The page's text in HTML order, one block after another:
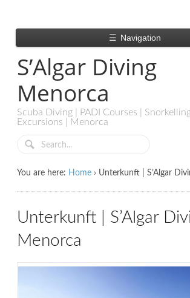
☰ Navigation
S’Algar Diving
Menorca
Scuba Diving | PADI Courses |
Excursions | Menorca
You are here: Home › Unterkunft | S’Algar
Unterkunft | S’Algar
Menorca